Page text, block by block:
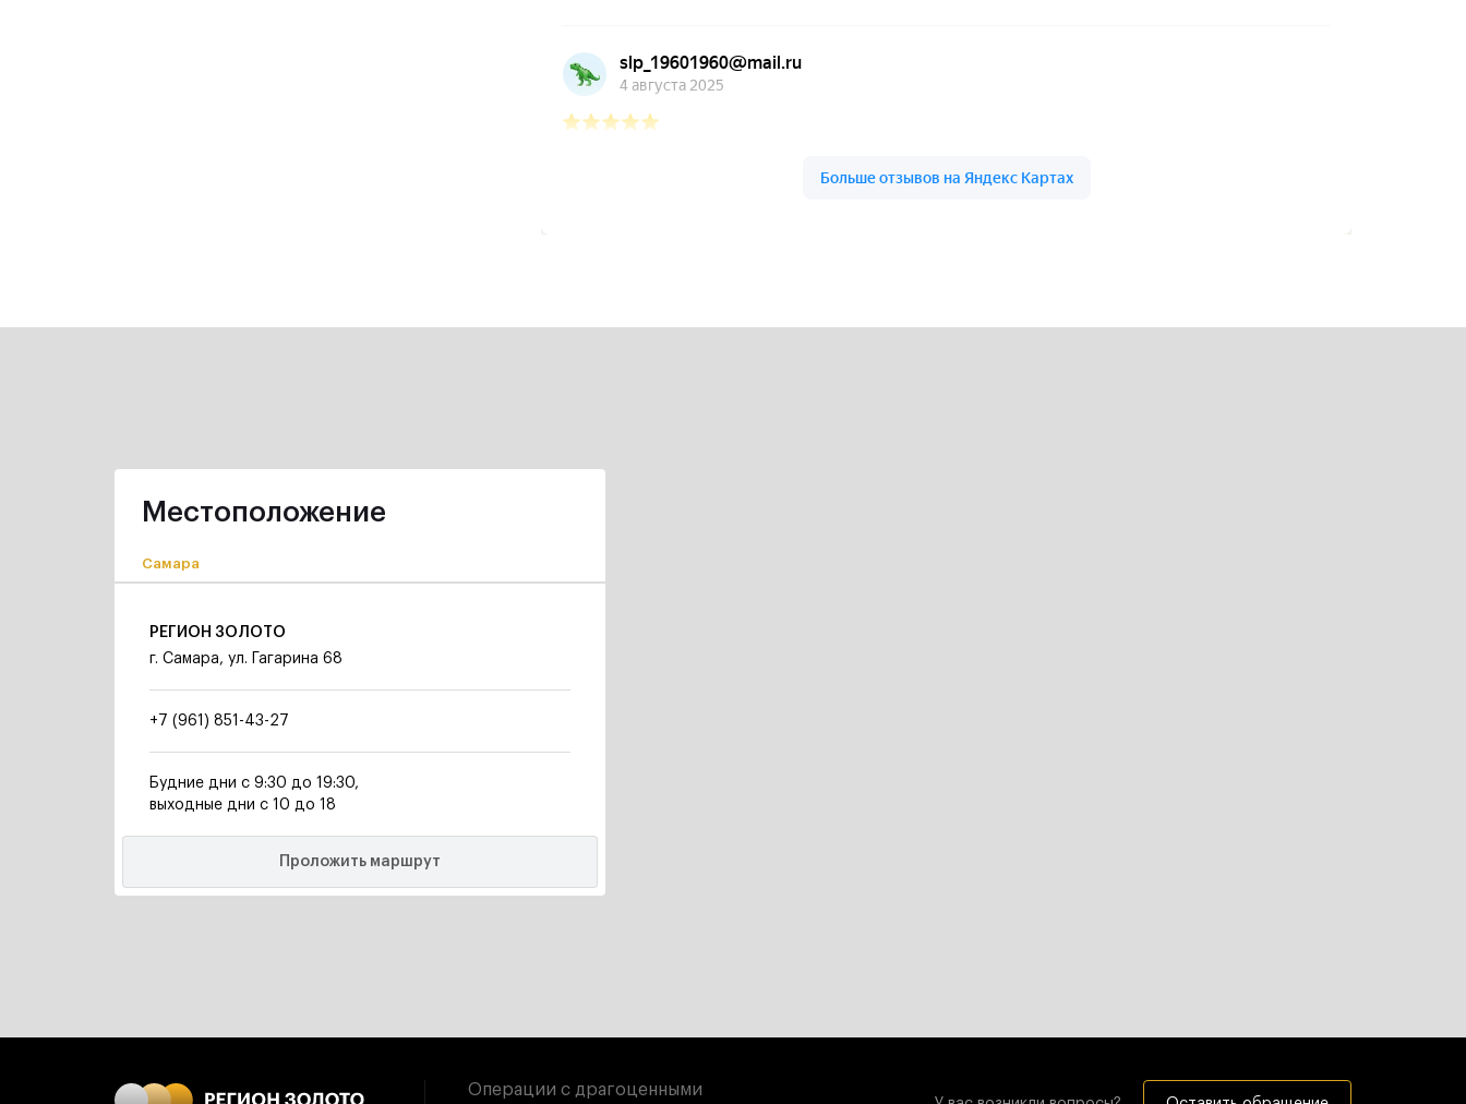
Местоположение
Самара
РЕГИОН ЗОЛОТО
г. Самара, ул. Гагарина 68
+7 (961) 851-43-27
Будние дни с 9:30 до 19:30,
выходные дни с 10 до 18
Проложить маршрут
Операции с драгоценными